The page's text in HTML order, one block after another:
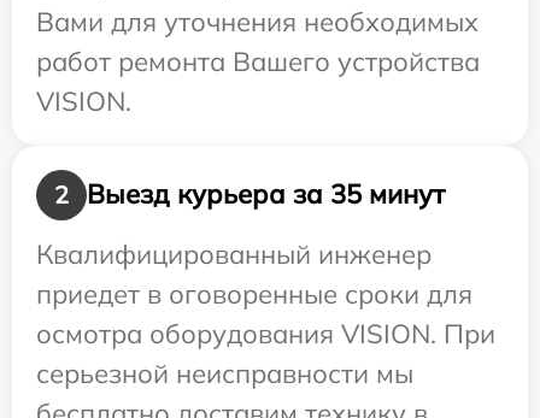
Вами для уточнения необходимых
работ ремонта Вашего устройства
VISION.
2
Выезд курьера за 35 минут
Квалифицированный инженер
приедет в оговоренные сроки для
осмотра оборудования VISION. При
серьезной неисправности мы